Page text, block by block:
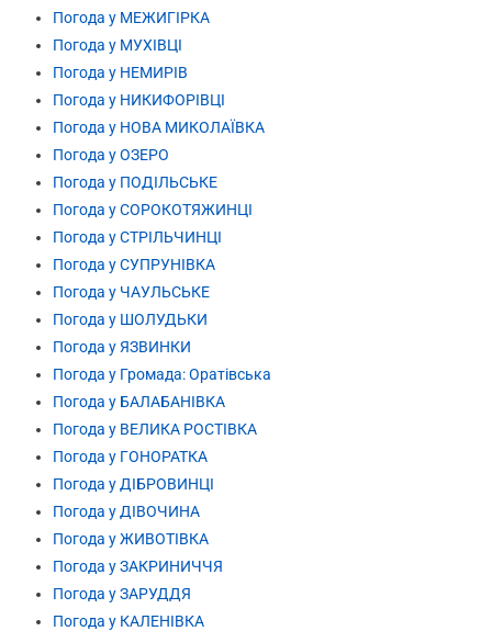
Погода у МЕЖИГІРКА
Погода у МУХІВЦІ
Погода у НЕМИРІВ
Погода у НИКИФОРІВЦІ
Погода у НОВА МИКОЛАЇВКА
Погода у ОЗЕРО
Погода у ПОДІЛЬСЬКЕ
Погода у СОРОКОТЯЖИНЦІ
Погода у СТРІЛЬЧИНЦІ
Погода у СУПРУНІВКА
Погода у ЧАУЛЬСЬКЕ
Погода у ШОЛУДЬКИ
Погода у ЯЗВИНКИ
Погода у Громада: Оратівська
Погода у БАЛАБАНІВКА
Погода у ВЕЛИКА РОСТІВКА
Погода у ГОНОРАТКА
Погода у ДІБРОВИНЦІ
Погода у ДІВОЧИНА
Погода у ЖИВОТІВКА
Погода у ЗАКРИНИЧЧЯ
Погода у ЗАРУДДЯ
Погода у КАЛЕНІВКА